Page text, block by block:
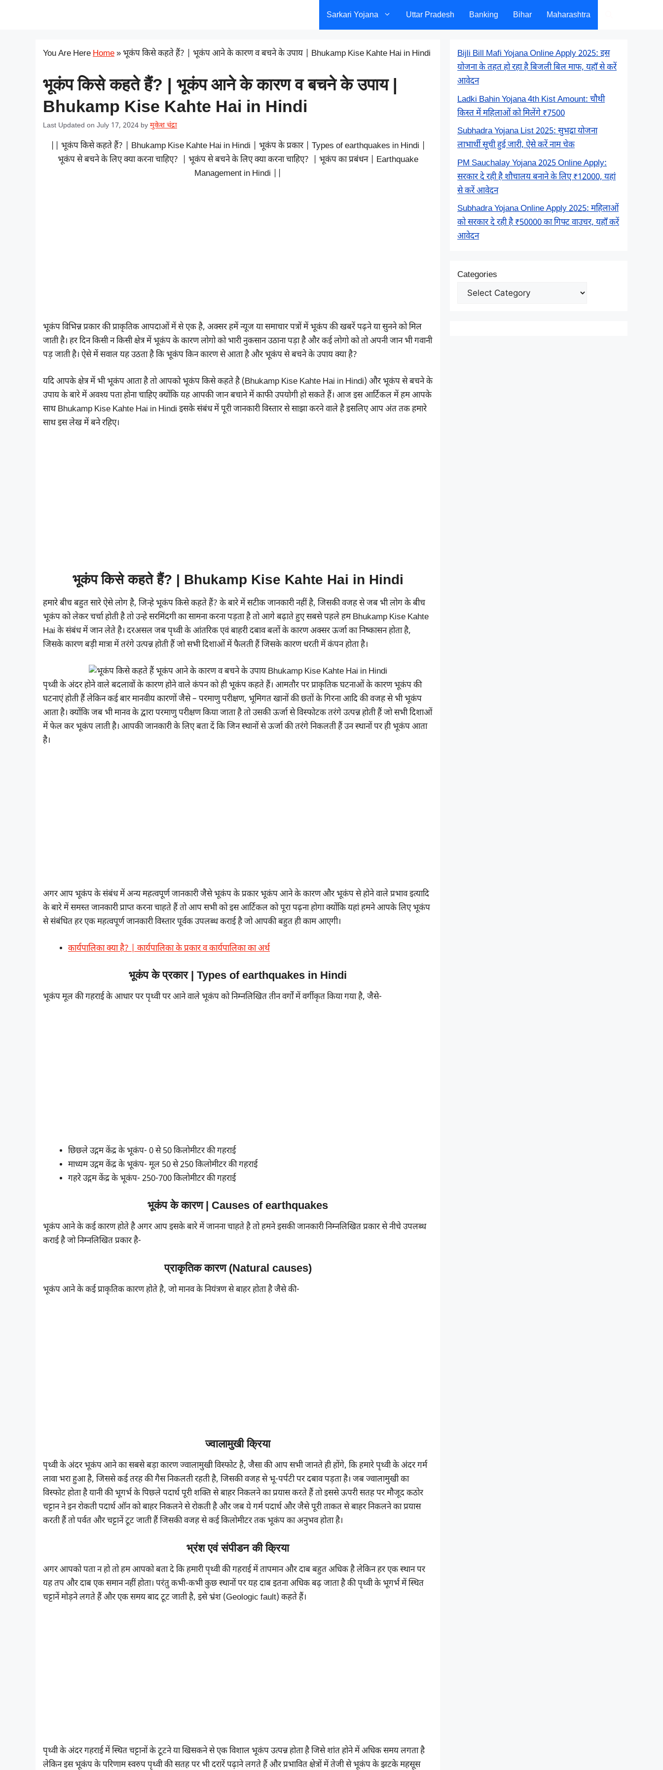
Sarkari Yojana Uttar Pradesh Banking Bihar Maharashtra
You Are HereHome»भूकंप किसे कहते हैं? | भूकंप आने के कारण व बचने के उपाय | Bhukamp Kise Kahte Hai in Hindi
भूकंप किसे कहते हैं? | भूकंप आने के कारण व बचने के उपाय |
Bhukamp Kise Kahte Hai in Hindi
Last Updated on July 17, 2024 by मुकेश चंद्रा
|| भूकंप किसे कहते हैं? | Bhukamp Kise Kahte Hai in Hindi | भूकंप के प्रकार | Types of earthquakes in Hindi |
भूकंप से बचने के लिए क्या करना चाहिए? | भूकंप से बचने के लिए क्या करना चाहिए? | भूकंप का प्रबंधन | Earthquake
Management in Hindi ||
भूकंप विभिन्न प्रकार की प्राकृतिक आपदाओं में से एक है, अक्सर हमें न्यूज या समाचार पत्रों में भूकंप की खबरें पढ़ने या सुनने को मिल
जाती है। हर दिन किसी न किसी क्षेत्र में भूकंप के कारण लोगो को भारी नुकसान उठाना पड़ा है और कई लोगो को तो अपनी जान भी गवानी
पड़ जाती है। ऐसे में सवाल यह उठता है कि भूकंप किन कारण से आता है और भूकंप से बचने के उपाय क्या है?
यदि आपके क्षेत्र में भी भूकंप आता है तो आपको भूकंप किसे कहते है (Bhukamp Kise Kahte Hai in Hindi) और भूकंप से बचने के
उपाय के बारे में अवश्य पता होना चाहिए क्योंकि यह आपकी जान बचाने में काफी उपयोगी हो सकते हैं। आज इस आर्टिकल में हम आपके
साथ Bhukamp Kise Kahte Hai in Hindi इसके संबंध में पूरी जानकारी विस्तार से साझा करने वाले है इसलिए आप अंत तक हमारे
साथ इस लेख में बने रहिए।
भूकंप किसे कहते हैं? | Bhukamp Kise Kahte Hai in Hindi
हमारे बीच बहुत सारे ऐसे लोग है, जिन्हे भूकंप किसे कहते हैं? के बारे में सटीक जानकारी नहीं है, जिसकी वजह से जब भी लोग के बीच
भूकंप को लेकर चर्चा होती है तो उन्हे सरमिंदगी का सामना करना पड़ता है तो आगे बढ़ाते हुए सबसे पहले हम Bhukamp Kise Kahte
Hai के संबंध में जान लेते है। दरअसल जब पृथ्वी के आंतरिक एवं बाहरी दबाव बलों के कारण अक्सर ऊर्जा का निष्कासन होता है,
जिसके कारण बड़ी मात्रा में तरंगे उत्पन्न होती हैं जो सभी दिशाओं में फैलती हैं जिसके कारण धरती में कंपन होता है।
पृथ्वी के अंदर होने वाले बदलावों के कारण होने वाले कंपन को ही भूकंप कहते हैं। आमतौर पर प्राकृतिक घटनाओं के कारण भूकंप की
घटनाएं होती हैं लेकिन कई बार मानवीय कारणों जैसे – परमाणु परीक्षण, भूमिगत खानों की छतों के गिरना आदि की वजह से भी भूकंप
आता है। क्योंकि जब भी मानव के द्वारा परमाणु परीक्षण किया जाता है तो उसकी ऊर्जा से विस्फोटक तरंगे उत्पन्न होती हैं जो सभी दिशाओं
में फेल कर भूकंप लाती है। आपकी जानकारी के लिए बता दें कि जिन स्थानों से ऊर्जा की तरंगे निकलती हैं उन स्थानों पर ही भूकंप आता
है।
अगर आप भूकंप के संबंध में अन्य महत्वपूर्ण जानकारी जैसे भूकंप के प्रकार भूकंप आने के कारण और भूकंप से होने वाले प्रभाव इत्यादि
के बारे में समस्त जानकारी प्राप्त करना चाहते हैं तो आप सभी को इस आर्टिकल को पूरा पढ़ना होगा क्योंकि यहां हमने आपके लिए भूकंप
से संबंधित हर एक महत्वपूर्ण जानकारी विस्तार पूर्वक उपलब्ध कराई है जो आपकी बहुत ही काम आएगी।
कार्यपालिका क्या है? | कार्यपालिका के प्रकार व कार्यपालिका का अर्थ
भूकंप के प्रकार | Types of earthquakes in Hindi
भूकंप मूल की गहराई के आधार पर पृथ्वी पर आने वाले भूकंप को निम्नलिखित तीन वर्गों में वर्गीकृत किया गया है, जैसे-
छिछले उद्गम केंद्र के भूकंप- 0 से 50 किलोमीटर की गहराई
माध्यम उद्गम केंद्र के भूकंप- मूल 50 से 250 किलोमीटर की गहराई
गहरे उद्गम केंद्र के भूकंप- 250-700 किलोमीटर की गहराई
भूकंप के कारण | Causes of earthquakes
भूकंप आने के कई कारण होते है अगर आप इसके बारे में जानना चाहते है तो हमने इसकी जानकारी निम्नलिखित प्रकार से नीचे उपलब्ध
कराई है जो निम्नलिखित प्रकार है-
प्राकृतिक कारण (Natural causes)
भूकंप आने के कई प्राकृतिक कारण होते है, जो मानव के नियंत्रण से बाहर होता है जैसे की-
ज्वालामुखी क्रिया
पृथ्वी के अंदर भूकंप आने का सबसे बड़ा कारण ज्वालामुखी विस्फोट है, जैसा की आप सभी जानते ही होंगे, कि हमारे पृथ्वी के अंदर गर्म
लावा भरा हुआ है, जिससे कई तरह की गैस निकलती रहती है, जिसकी वजह से भू-पर्पटी पर दबाव पड़ता है। जब ज्वालामुखी का
विस्फोट होता है यानी की भूगर्भ के पिछले पदार्थ पूरी शक्ति से बाहर निकलने का प्रयास करते हैं तो इससे ऊपरी सतह पर मौजूद कठोर
चट्टान ने इन रोकती पदार्थ ऑन को बाहर निकलने से रोकती है और जब ये गर्म पदार्थ और जैसे पूरी ताकत से बाहर निकलने का प्रयास
करती हैं तो पर्वत और चट्टानें टूट जाती हैं जिसकी वजह से कई किलोमीटर तक भूकंप का अनुभव होता है।
भ्रंश एवं संपीडन की क्रिया
अगर आपको पता न हो तो हम आपको बता दे कि हमारी पृथ्वी की गहराई में तापमान और दाब बहुत अधिक है लेकिन हर एक स्थान पर
यह तप और दाब एक समान नहीं होता। परंतु कभी-कभी कुछ स्थानों पर यह दाब इतना अधिक बढ़ जाता है की पृथ्वी के भूगर्भ में स्थित
चट्टानें मोड़ने लगते हैं और एक समय बाद टूट जाती है, इसे भ्रंश (Geologic fault) कहते हैं।
पृथ्वी के अंदर गहराई में स्थित चट्टानों के टूटने या खिसकने से एक विशाल भूकंप उत्पन्न होता है जिसे शांत होने में अधिक समय लगता है
लेकिन इस भूकंप के परिणाम स्वरुप पृथ्वी की सतह पर भी दरारें पढ़ाने लगते हैं और प्रभावित क्षेत्रों में तेजी से भूकंप के झटके महसूस
Bijli Bill Mafi Yojana Online Apply 2025: इस
योजना के तहत हो रहा है बिजली बिल माफ, यहाँ से करें
आवेदन
Ladki Bahin Yojana 4th Kist Amount: चौथी
किस्त में महिलाओं को मिलेंगे ₹7500
Subhadra Yojana List 2025: सुभद्रा योजना
लाभार्थी सूची हुई जारी, ऐसे करें नाम चेक
PM Sauchalay Yojana 2025 Online Apply:
सरकार दे रही है शौचालय बनाने के लिए ₹12000, यहां
से करें आवेदन
Subhadra Yojana Online Apply 2025: महिलाओं
को सरकार दे रही है ₹50000 का गिफ्ट वाउचर, यहाँ करें
आवेदन
Categories